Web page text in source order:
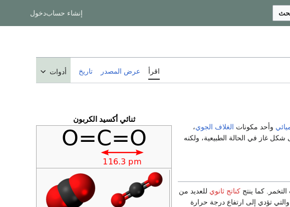
إنشاء حسابدخول
اقرأ عرض المصدر تاريخ أدوات
ثنائي أكسيد الكربون
وأحد مكونات الغلاف الجوي،
شكل غاز في الحالة الطبيعية، ولكنه
كما ينتج كناتج ثانوي للعديد من
والتي تؤدي إلى ارتفاع درجة حرارة